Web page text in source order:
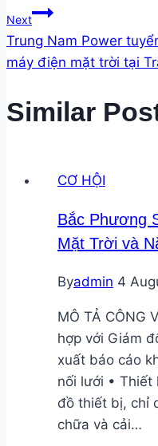
Next
Trung Nam Power
máy điện mặt trời tại
Similar
CƠ HỘI
Bắc Phương
Mặt Trời và
Byadmin 4
MÔ TẢ CÔNG
hợp với Giám
xuất báo cáo
nối lưới • Thiết
đồ thiết bị, chỉ
chữa và cải…